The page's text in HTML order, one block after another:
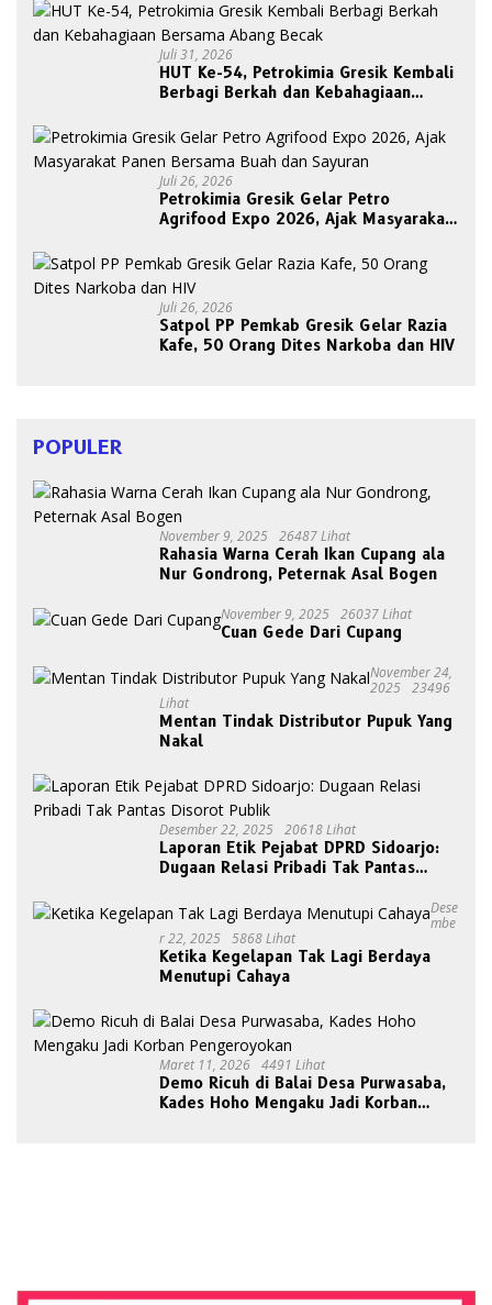
Juli 31, 2026
HUT Ke-54, Petrokimia Gresik Kembali
Berbagi Berkah dan Kebahagiaan
Juli 26, 2026
Petrokimia Gresik Gelar Petro
Agrifood Expo 2026, Ajak Masyarakat
Juli 26, 2026
Satpol PP Pemkab Gresik Gelar Razia
Kafe, 50 Orang Dites Narkoba dan HIV
POPULER
November 9, 2025 26487 Lihat
Rahasia Warna Cerah Ikan Cupang ala
Nur Gondrong, Peternak Asal Bogen
November 9, 2025 26037 Lihat
Cuan Gede Dari Cupang
November 24,
2025 23496
Lihat
Mentan Tindak Distributor Pupuk Yang
Nakal
Desember 22, 2025 20618 Lihat
Laporan Etik Pejabat DPRD Sidoarjo:
Dugaan Relasi Pribadi Tak Pantas
Dese
Mbe
R 22, 2025 5868 Lihat
Ketika Kegelapan Tak Lagi Berdaya
Menutupi Cahaya
Maret 11, 2026 4491 Lihat
Demo Ricuh di Balai Desa Purwasaba,
Kades Hoho Mengaku Jadi Korban